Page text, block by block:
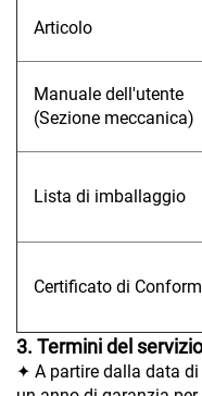
Articolo
Manuale dell'utente
(Sezione meccanica)
Lista di imballaggio
Certificato di
3. Termini del
✦ A partire dalla data